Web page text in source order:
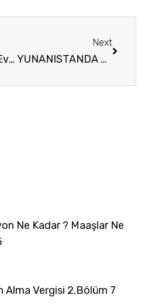
Yunanistan’dan Ev Nasil Alınır ?
Next
YUNANISTANDA EV SAHİBİ OLMAK VE EVİ KİRAYA VERMEK
Ne Kadar ? Maaşlar Ne
Alma Vergisi 2.Bölüm 7